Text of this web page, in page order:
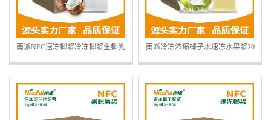
南派NFC速冻椰浆冷冻椰浆生椰乳
生椰拿铁咖啡奶茶原料海南椰汁
南派冷冻浓缩椰子水速冻水果浆20
公斤/箱水果茶奶茶冷热饮料原料